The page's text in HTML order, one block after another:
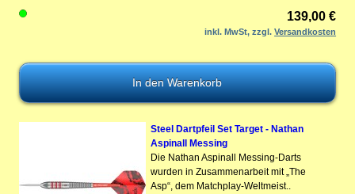
139,00 €
inkl. MwSt, zzgl.Versandkosten
Steel Dartpfeil Set Target - Nathan
Aspinall Messing
Die Nathan Aspinall Messing-Darts
wurden in Zusammenarbeit mit „The
Asp“, dem Matchplay-Weltmeist..